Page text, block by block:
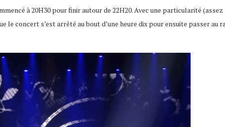
à 20H30 pour finir autour de 22H20. Avec une particularité (assez
concert s’est arrêté au bout d’une heure dix pour ensuite passer au